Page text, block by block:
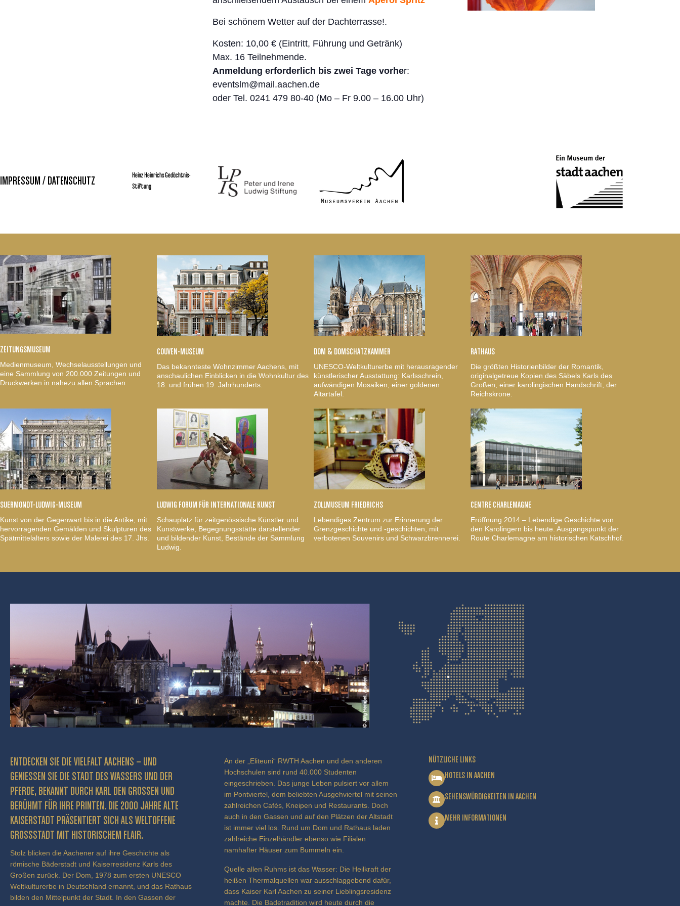
Bei schönem Wetter auf der Dachterrasse!.
Kosten: 10,00 € (Eintritt, Führung und Getränk)
Max. 16 Teilnehmende.
Anmeldung erforderlich bis zwei Tage vorher:
eventslm@mail.aachen.de
oder Tel. 0241 479 80-40 (Mo – Fr 9.00 – 16.00 Uhr)
IMPRESSUM / DATENSCHUTZ
Heinz Heinrichs Gedächtnis-
Stiftung
ZEITUNGSMUSEUM
Medienmuseum, Wechselausstellungen und
eine Sammlung von 200.000 Zeitungen und
Druckwerken in nahezu allen Sprachen.
COUVEN-MUSEUM
Das bekannteste Wohnzimmer Aachens, mit
anschaulichen Einblicken in die Wohnkultur des
18. und frühen 19. Jahrhunderts.
DOM & DOMSCHATZKAMMER
UNESCO-Weltkulturerbe mit herausragender
künstlerischer Ausstattung: Karlsschrein,
aufwändigen Mosaiken, einer goldenen
Altartafel.
RATHAUS
Die größten Historienbilder der Romantik,
originalgetreue Kopien des Säbels Karls des
Großen, einer karolingischen Handschrift, der
Reichskrone.
SUERMONDT-LUDWIG-MUSEUM
Kunst von der Gegenwart bis in die Antike, mit
hervorragenden Gemälden und Skulpturen des
Spätmittelalters sowie der Malerei des 17. Jhs.
LUDWIG FORUM FÜR INTERNATIONALE KUNST
Schauplatz für zeitgenössische Künstler und
Kunstwerke, Begegnungsstätte darstellender
und bildender Kunst, Bestände der Sammlung
Ludwig.
ZOLLMUSEUM FRIEDRICHS
Lebendiges Zentrum zur Erinnerung der
Grenzgeschichte und -geschichten, mit
verbotenen Souvenirs und Schwarzbrennerei.
CENTRE CHARLEMAGNE
Eröffnung 2014 – Lebendige Geschichte von
den Karolingern bis heute. Ausgangspunkt der
Route Charlemagne am historischen Katschhof.
ENTDECKEN SIE DIE VIELFALT AACHENS – UND
GENIESSEN SIE DIE STADT DES WASSERS UND DER P
FERDE, BEKANNT DURCH KARL DEN GROSSEN UND BE
RÜHMT FÜR IHRE PRINTEN. DIE 2000 JAHRE ALTE KA
ISERSTADT PRÄSENTIERT SICH ALS WELTOFFENE GR
OSSSTADT MIT HISTORISCHEM FLAIR.
Stolz blicken die Aachener auf ihre Geschichte als
römische Bäderstadt und Kaiserresidenz Karls des
Großen zurück. Der Dom, 1978 zum ersten UNESCO
Weltkulturerbe in Deutschland ernannt, und das Rathaus
bilden den Mittelpunkt der Stadt. In den Gassen der
An der „Eliteuni“ RWTH Aachen und den anderen
Hochschulen sind rund 40.000 Studenten
eingeschrieben. Das junge Leben pulsiert vor allem
im Pontviertel, dem beliebten Ausgehviertel mit seinen
zahlreichen Cafés, Kneipen und Restaurants. Doch
auch in den Gassen und auf den Plätzen der Altstadt
ist immer viel los. Rund um Dom und Rathaus laden
zahlreiche Einzelhändler ebenso wie Filialen
namhafter Häuser zum Bummeln ein.
Quelle allen Ruhms ist das Wasser: Die Heilkraft der
heißen Thermalquellen war ausschlaggebend dafür,
dass Kaiser Karl Aachen zu seiner Lieblingsresidenz
machte. Die Badetradition wird heute durch die
NÜTZLICHE LINKS
HOTELS IN AACHEN
SEHENSWÜRDIGKEITEN IN AACHEN
MEHR INFORMATIONEN